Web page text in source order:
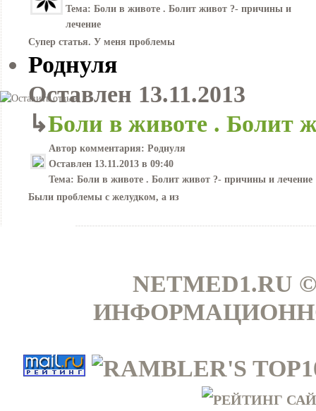
Тема: Боли в животе . Болит живот ?- причины и
лечение
Супер статья. У меня проблемы
Роднуля
Оставлен 13.11.2013
↳Боли в животе . Болит
Автор комментария: Роднуля
Оставлен 13.11.2013 в 09:40
Тема: Боли в животе . Болит живот ?- причины и лечение
Были проблемы с желудком, а из
NETMED1.RU